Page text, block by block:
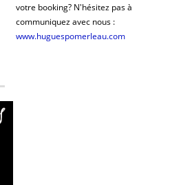
votre booking? N'hésitez pas à
communiquez avec nous :
www.huguespomerleau.com